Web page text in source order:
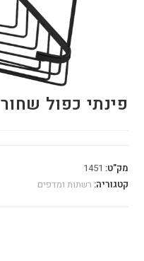
פינתי כפול שחור
מק"ט: 1451
קטגוריה: רשתות ומדפים